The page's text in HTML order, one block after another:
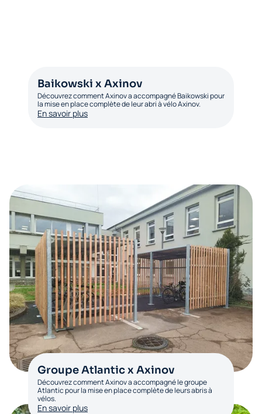
Baikowski x Axinov
Découvrez comment Axinov a accompagné Baikowski pour
la mise en place complète de leur abri à vélo Axinov.
En savoir plus
Groupe Atlantic x Axinov
Découvrez comment Axinov a accompagné le groupe
Atlantic pour la mise en place complète de leurs abris à
vélos.
En savoir plus